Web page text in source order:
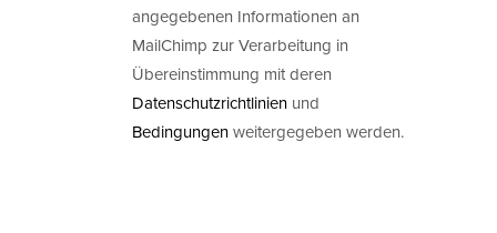
angegebenen Informationen an
MailChimp zur Verarbeitung in
Übereinstimmung mit deren
Datenschutzrichtlinien und
Bedingungenweitergegeben werden.